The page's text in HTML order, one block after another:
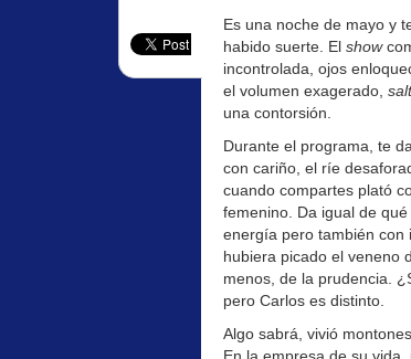
Es una noche de mayo y
habido suerte. El show
incontrolada, ojos
el volumen exagerado,
una contorsión.
Durante el programa, te
con cariño, el ríe
cuando compartes plató
femenino. Da igual de
energía pero también con
hubiera picado el veneno
menos, de la prudencia.
pero Carlos es distinto.
Algo sabrá, vivió